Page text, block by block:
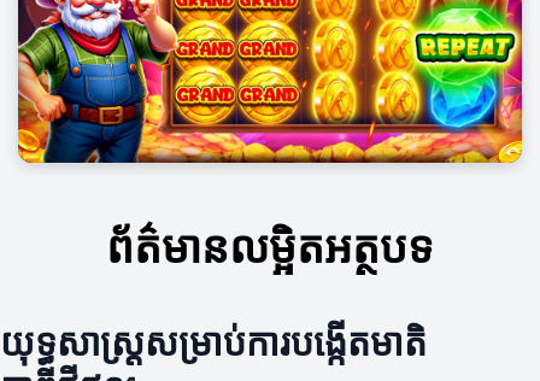
ព័ត៌មានលម្អិតអត្ថបទ
យុទ្ធសាស្ត្រសម្រាប់ការបង្កើតមាតិ